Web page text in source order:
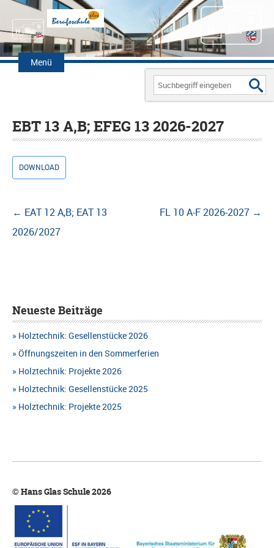
Menü
Zum
Inhalt
Search
for:
EBT 13 A,B; EFEG 13 2026-2027
DOWNLOAD
Beitragsnavigation
← EAT 12 A,B; EAT 13
2026/2027
FL 10 A-F 2026-2027 →
Neueste Beiträge
Holztechnik: Gesellenstücke 2026
Öffnungszeiten in den Sommerferien
Holztechnik: Projekte 2026
Holztechnik: Gesellenstücke 2025
Holztechnik: Projekte 2025
© Hans Glas Schule 2026